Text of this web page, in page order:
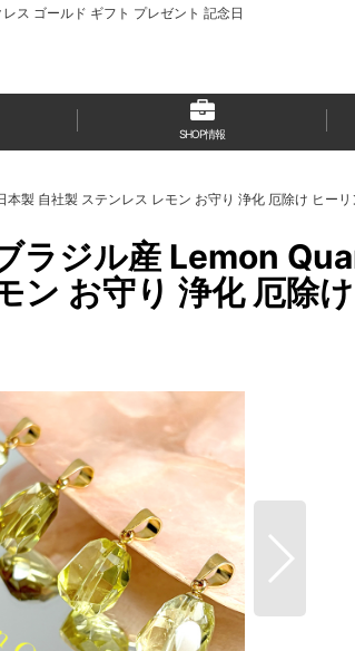
ス ゴールド ギフト プレゼント 記念日
SHOP情報
製 自社製 ステンレス レモン お守り 浄化 厄除け ヒー
ラジル産 Lemon
お守り 浄化 厄除